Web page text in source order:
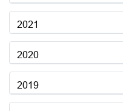
2021
2020
2019